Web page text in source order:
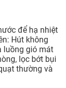
để hạ nhiệt
Hút không
luồng gió mát
lọc bớt bụi
thường và